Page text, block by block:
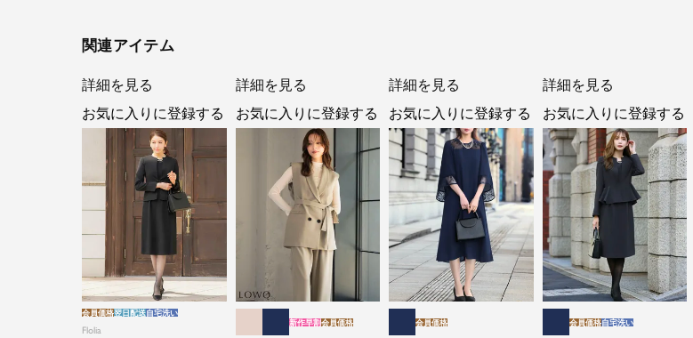
関連アイテム
Flolia
会員価格翌日配送自宅洗い
詳細を見る
お気に入りに登録する
新作早割会員価格
詳細を見る
お気に入りに登録する
会員価格
詳細を見る
お気に入りに登録する
会員価格自宅洗い
詳細を見る
お気に入りに登録する